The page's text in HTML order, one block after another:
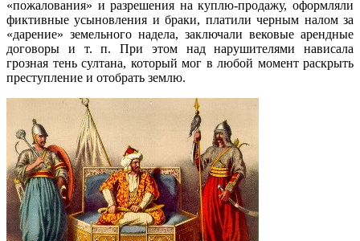
«пожалования» и разрешения на куплю-продажу, оформляли
фиктивные усыновления и браки, платили черным налом за
«дарение» земельного надела, заключали вековые арендные
договоры и т. п. При этом над нарушителями нависала
грозная тень султана, который мог в любой момент раскрыть
преступление и отобрать землю.